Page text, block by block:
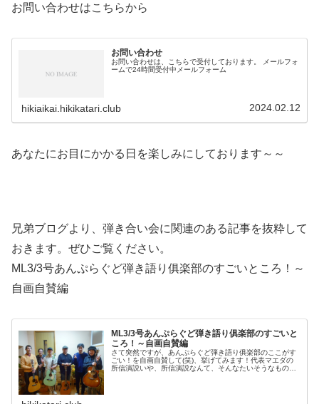
お問い合わせはこちらから
お問い合わせ
お問い合わせは、こちらで受付しております。 メールフォ
ームで24時間受付中メールフォーム
hikiaikai.hikikatari.club 2024.02.12
あなたにお目にかかる日を楽しみにしております～～
兄弟ブログより、弾き合い会に関連のある記事を抜粋して
おきます。ぜひご覧ください。
ML3/3号あんぷらぐど弾き語り俱楽部のすごいところ！～
自画自賛編
ML3/3号あんぷらぐど弾き語り俱楽部のすごいと
ころ！～自画自賛編
さて突然ですが、あんぷらぐど弾き語り俱楽部のここがす
ごい！を自画自賛して(笑)、挙げてみます！代表マエダの
所信演説いや、所信演説なんて、そんなたいそうなもので